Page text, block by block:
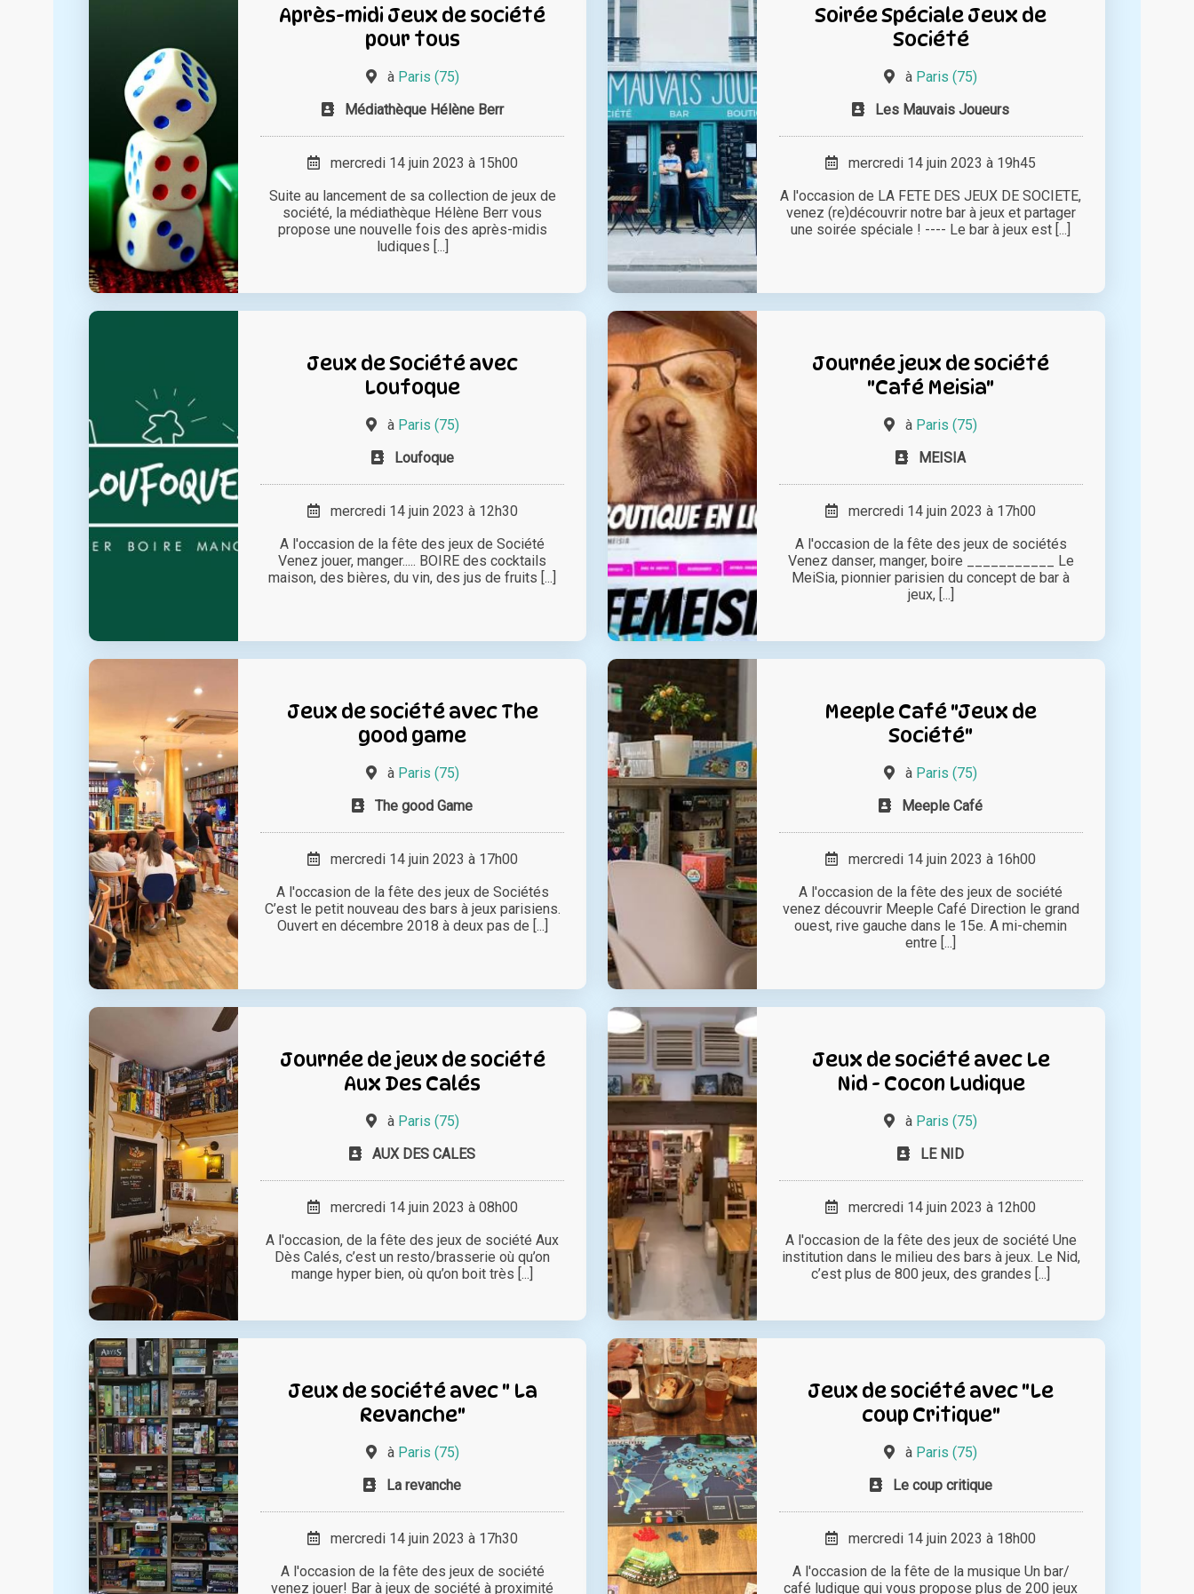
Après-midi Jeux de société
pour tous
à Paris (75)
Médiathèque Hélène Berr
mercredi 14 juin 2023 à 15h00
Suite au lancement de sa collection de jeux de
société, la médiathèque Hélène Berr vous
propose une nouvelle fois des après-midis
ludiques [...]
Soirée Spéciale Jeux de
Société
à Paris (75)
Les Mauvais Joueurs
mercredi 14 juin 2023 à 19h45
A l'occasion de LA FETE DES JEUX DE SOCIETE,
venez (re)découvrir notre bar à jeux et partager
une soirée spéciale ! ---- Le bar à jeux est [...]
Jeux de Société avec
Loufoque
à Paris (75)
Loufoque
mercredi 14 juin 2023 à 12h30
A l'occasion de la fête des jeux de Société
Venez jouer, manger..... BOIRE des cocktails
maison, des bières, du vin, des jus de fruits [...]
Journée jeux de société
"Café Meisia"
à Paris (75)
MEISIA
mercredi 14 juin 2023 à 17h00
A l'occasion de la fête des jeux de sociétés
Venez danser, manger, boire ___________ Le
MeiSia, pionnier parisien du concept de bar à
jeux, [...]
Jeux de société avec The
good game
à Paris (75)
The good Game
mercredi 14 juin 2023 à 17h00
A l'occasion de la fête des jeux de Sociétés
C’est le petit nouveau des bars à jeux parisiens.
Ouvert en décembre 2018 à deux pas de [...]
Meeple Café "Jeux de
Société"
à Paris (75)
Meeple Café
mercredi 14 juin 2023 à 16h00
A l'occasion de la fête des jeux de société
venez découvrir Meeple Café Direction le grand
ouest, rive gauche dans le 15e. A mi-chemin
entre [...]
Journée de jeux de société
Aux Des Calés
à Paris (75)
AUX DES CALES
mercredi 14 juin 2023 à 08h00
A l'occasion, de la fête des jeux de société Aux
Dès Calés, c’est un resto/brasserie où qu’on
mange hyper bien, où qu’on boit très [...]
Jeux de société avec Le
Nid - Cocon Ludique
à Paris (75)
LE NID
mercredi 14 juin 2023 à 12h00
A l'occasion de la fête des jeux de société Une
institution dans le milieu des bars à jeux. Le Nid,
c’est plus de 800 jeux, des grandes [...]
Jeux de société avec " La
Revanche"
à Paris (75)
La revanche
mercredi 14 juin 2023 à 17h30
A l'occasion de la fête des jeux de société
venez jouer! Bar à jeux de société à proximité
Jeux de société avec "Le
coup Critique"
à Paris (75)
Le coup critique
mercredi 14 juin 2023 à 18h00
A l'occasion de la fête de la musique Un bar/
café ludique qui vous propose plus de 200 jeux